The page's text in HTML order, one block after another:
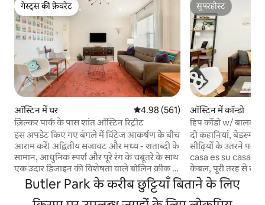
गेस्ट्स की फ़ेवरेट
गेस्ट्स की फ़ेवरेट
ऑस्टिन में घर औसत रेटिंग 5 में से 4.98, 561 समीक्षाएँ
4.98 (561)
ज़िल्कर पार्क के पास शांत ऑस्टिन रिट्रीट
इस अपडेट किए गए बंगले में विंटेज आकर्षण के बीच
आराम करें। अद्वितीय सजावट और मध्य - शताब्दी के
सामान, आधुनिक स्पर्श और पूरे रंग के चबूतरे के साथ
एक उदार डिजाइन की विशेषता वाले बोलिन क्रीक में
स्थित एक समकालीन घर में ताज़ा महसूस करें। हम
स्वास्थ्य और कल्याण को बहुत गंभीरता से लेते हैं।
हमने नए और अधिक कड़े सफ़ाई प्रोटोकॉल लागू
सुपरहोस्ट
सुपरहोस्ट
ऑस्टिन में कॉन्डो
हिप कोंडो w/
जायज़ा लें
दो कहानियां, बेडरूम
सीढ़ियों के उतरने पर
casa es su casa!
केबल, पूरी तरह से
रूम तक मुफ़्त पहुँच
लिए आरामदायक
लिए स्थानों और करने
Butler Park के करीब छुट्टियाँ बिताने के लिए